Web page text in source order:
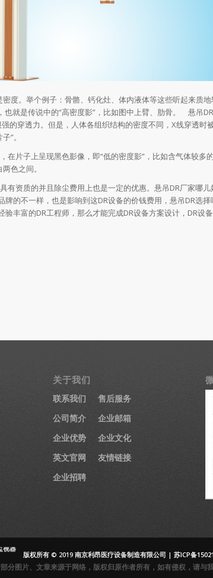
。举个例子：骨骼、钙化灶、体内液体等这些听起来质地
就是传说中的“高密度影”，比如图中上臂、肋骨。 悬吊
的穿透力。但是，人体各组织结构的密度不同，X线穿透时
”。
片子上呈现黑色影像，即“低的密度影”，比如含气体较多
色之间。
资质的并且除尘费用上也是一定的优惠。悬吊DR厂家哪儿
的不一样，也是影响到这DR设备的价钱费用，悬吊DR选
丰富的DR工程师，那么才能完成DR设备方案设计，DR设
关于我们
联系我们
售后服务
公司简介
企业邮箱
企业优势
企业文化
英文官网
友情链接
企业招聘
器
版权所有 © 2019 南京利昂医疗设备制造有限公司 | 苏ICP备
分图片、文章来源于网络，版权归原作者所有，如有侵权，请与